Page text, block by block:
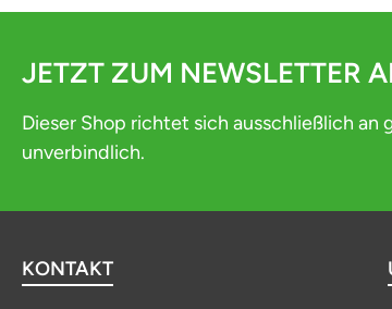
JETZT ZUM NEWSLETTER
Dieser Shop richtet sich ausschließlich an
unverbindlich.
KONTAKT